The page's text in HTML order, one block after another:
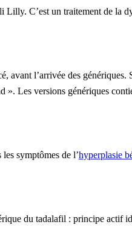
C’est un traitement de la
avant l’arrivée des
Les versions génériques
symptômes de l’hyperplasie
du tadalafil : principe